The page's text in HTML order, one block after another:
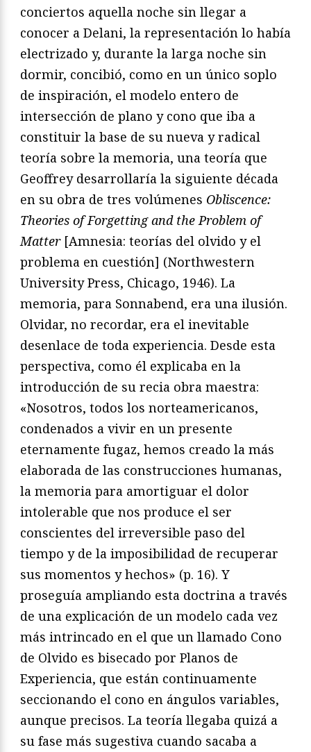
conciertos aquella noche sin llegar a
conocer a Delani, la representación lo había
electrizado y, durante la larga noche sin
dormir, concibió, como en un único soplo
de inspiración, el modelo entero de
intersección de plano y cono que iba a
constituir la base de su nueva y radical
teoría sobre la memoria, una teoría que
Geoffrey desarrollaría la siguiente década
en su obra de tres volúmenes Obliscence:
Theories of Forgetting and the Problem of
Matter[Amnesia: teorías del olvido y el
problema en cuestión] (Northwestern
University Press, Chicago, 1946). La
memoria, para Sonnabend, era una ilusión.
Olvidar, no recordar, era el inevitable
desenlace de toda experiencia. Desde esta
perspectiva, como él explicaba en la
introducción de su recia obra maestra:
«Nosotros, todos los norteamericanos,
condenados a vivir en un presente
eternamente fugaz, hemos creado la más
elaborada de las construcciones humanas,
la memoria para amortiguar el dolor
intolerable que nos produce el ser
conscientes del irreversible paso del
tiempo y de la imposibilidad de recuperar
sus momentos y hechos» (p. 16). Y
proseguía ampliando esta doctrina a través
de una explicación de un modelo cada vez
más intrincado en el que un llamado Cono
de Olvido es bisecado por Planos de
Experiencia, que están continuamente
seccionando el cono en ángulos variables,
aunque precisos. La teoría llegaba quizá a
su fase más sugestiva cuando sacaba a